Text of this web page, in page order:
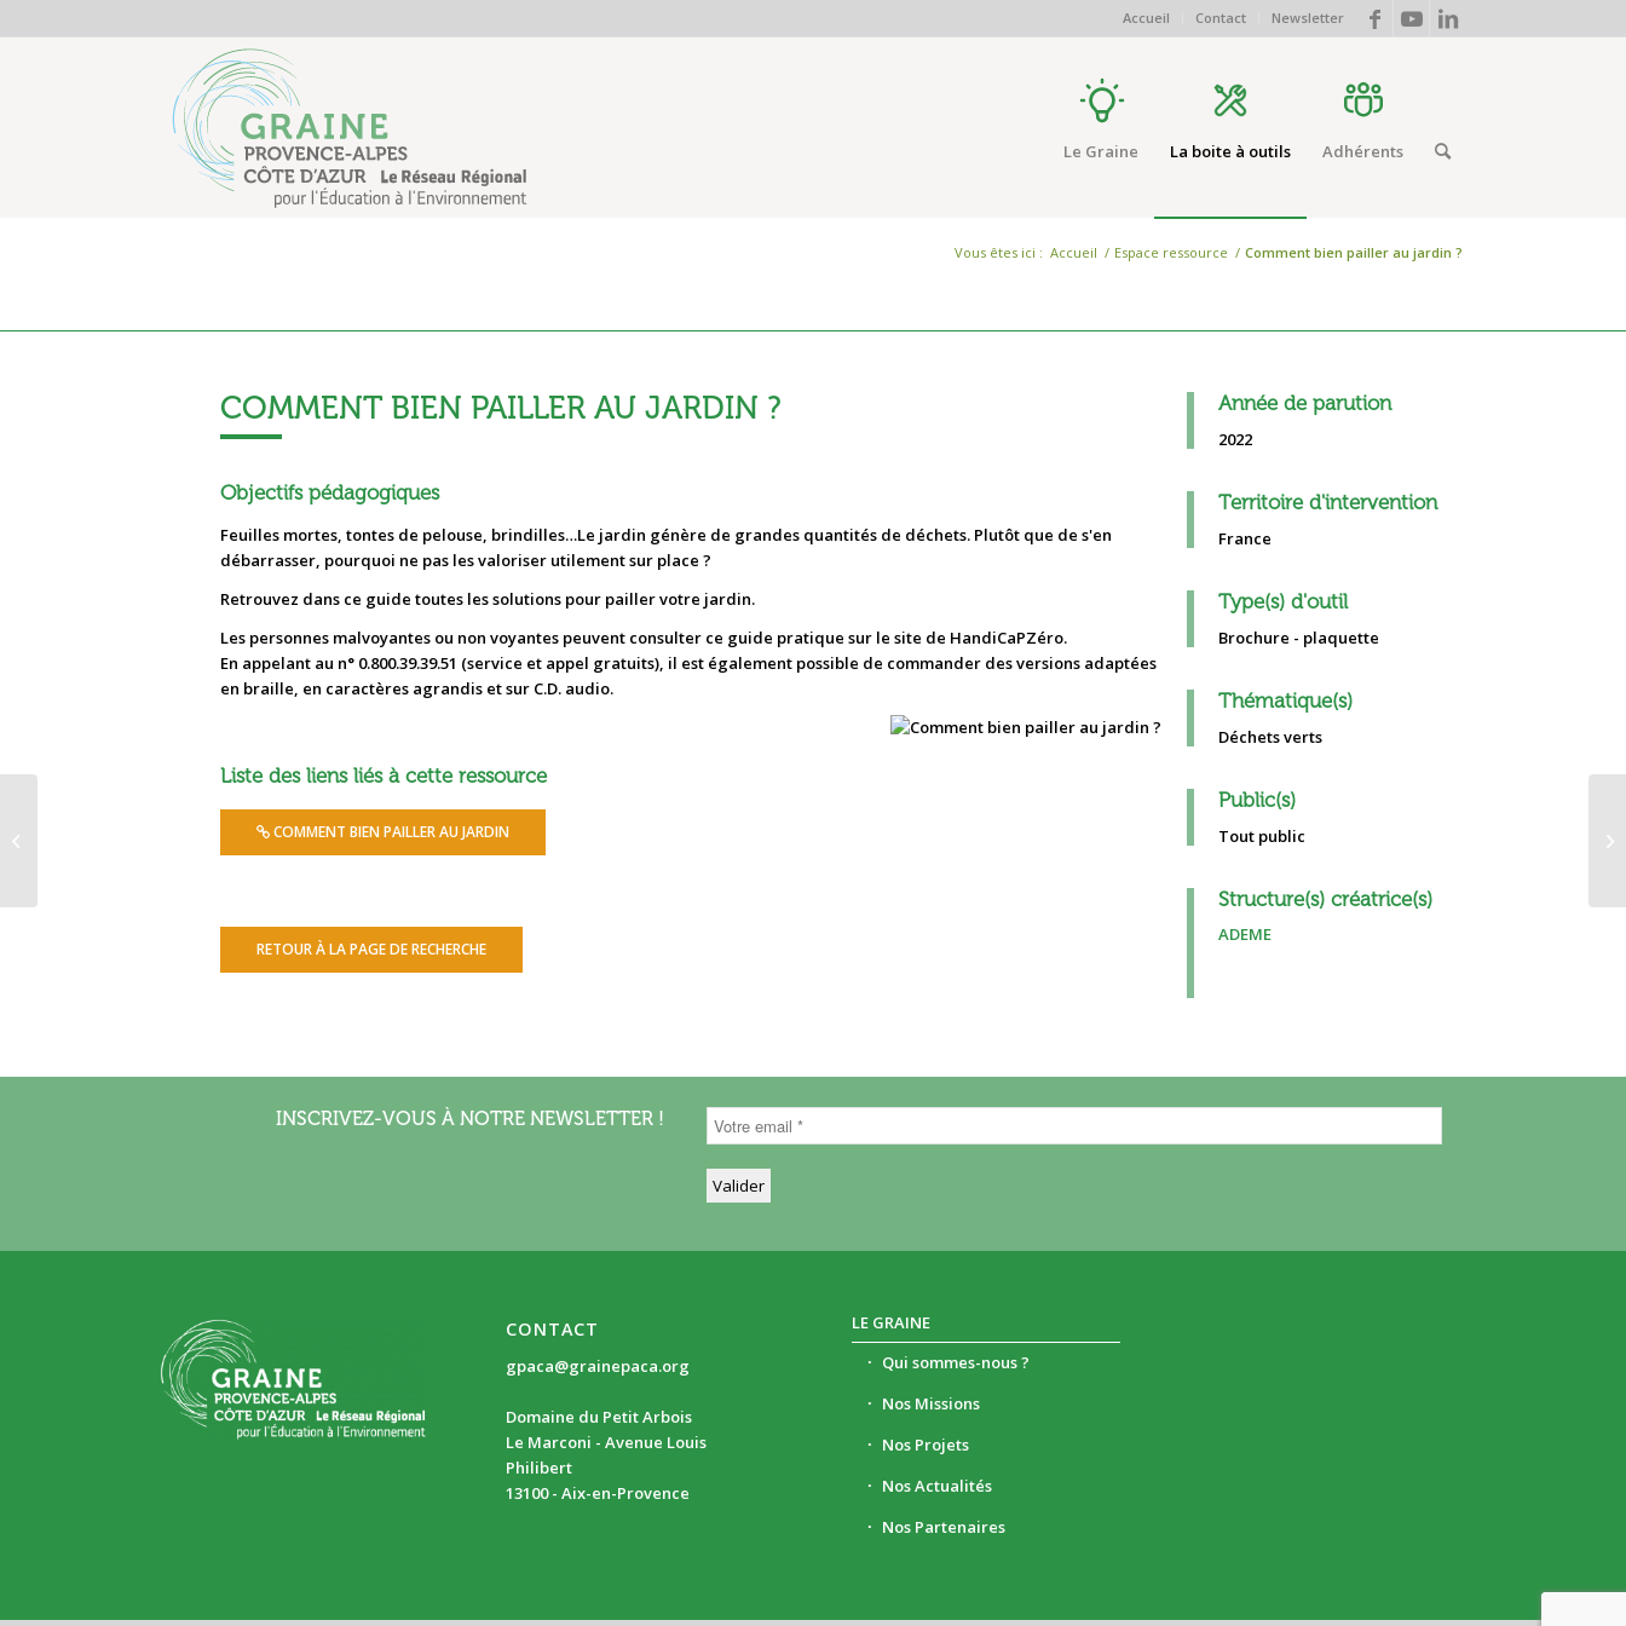
Accueil Contact Newsletter
Le Graine La boite à outils Adhérents
Vous êtes ici : Accueil / Espace ressource / Comment bien pailler au jardin ?
COMMENT BIEN PAILLER AU JARDIN ?
Objectifs pédagogiques
Feuilles mortes, tontes de pelouse, brindilles…Le jardin génère de grandes quantités de déchets. Plutôt que de s'en
débarrasser, pourquoi ne pas les valoriser utilement sur place ?
Retrouvez dans ce guide toutes les solutions pour pailler votre jardin.
Les personnes malvoyantes ou non voyantes peuvent consulter ce guide pratique sur le site de HandiCaPZéro.
En appelant au n° 0.800.39.39.51 (service et appel gratuits), il est également possible de commander des versions adaptées
en braille, en caractères agrandis et sur C.D. audio.
Liste des liens liés à cette ressource
COMMENT BIEN PAILLER AU JARDIN
RETOUR À LA PAGE DE RECHERCHE
Année de parution
2022
Territoire d'intervention
France
Type(s) d'outil
Brochure - plaquette
Thématique(s)
Déchets verts
Public(s)
Tout public
Structure(s) créatrice(s)
ADEME
INSCRIVEZ-VOUS À NOTRE NEWSLETTER !
CONTACT
gpaca@grainepaca.org
Domaine du Petit Arbois
Le Marconi - Avenue Louis
Philibert
13100 - Aix-en-Provence
LE GRAINE
Qui sommes-nous ?
Nos Missions
Nos Projets
Nos Actualités
Nos Partenaires
Comparatif économique des
solutions alternatives au brûlage